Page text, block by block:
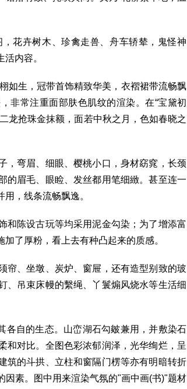
卉树木、珍禽走兽、舟车轿辇，鬼怪神
内容。
生，冠带首饰精致华美，衣褶裙带流畅飘
非常注重面部肤色肌纹的渲染。在“宝黛初
龙抢珠金抹额，面若中秋之月，色如春晓之
弯眉、细眼、樱桃小口，身材窈窕，长颈
的眉毛、眼睑、发丝都用笔细緻。甚至连一
，线条流畅飘逸。
陈设古玩等均采用泥金勾染；为了增添富
了厚粉，看上去有种凸起来的质感。
、坐墩、炭炉、窗屉，还有造型别致的玻
、吊束床幔的繫绳、丫鬟煽风烧水等生活细
自的生态。山峦湖石勾皴兼用，并敷染石
和对比。全图色彩浓郁润泽，光华绚烂，呈
筑的斗拱、立柱和窗隔门楞等亦有明暗转折
素。图中用来渲染气氛的"画中画(书)"题材